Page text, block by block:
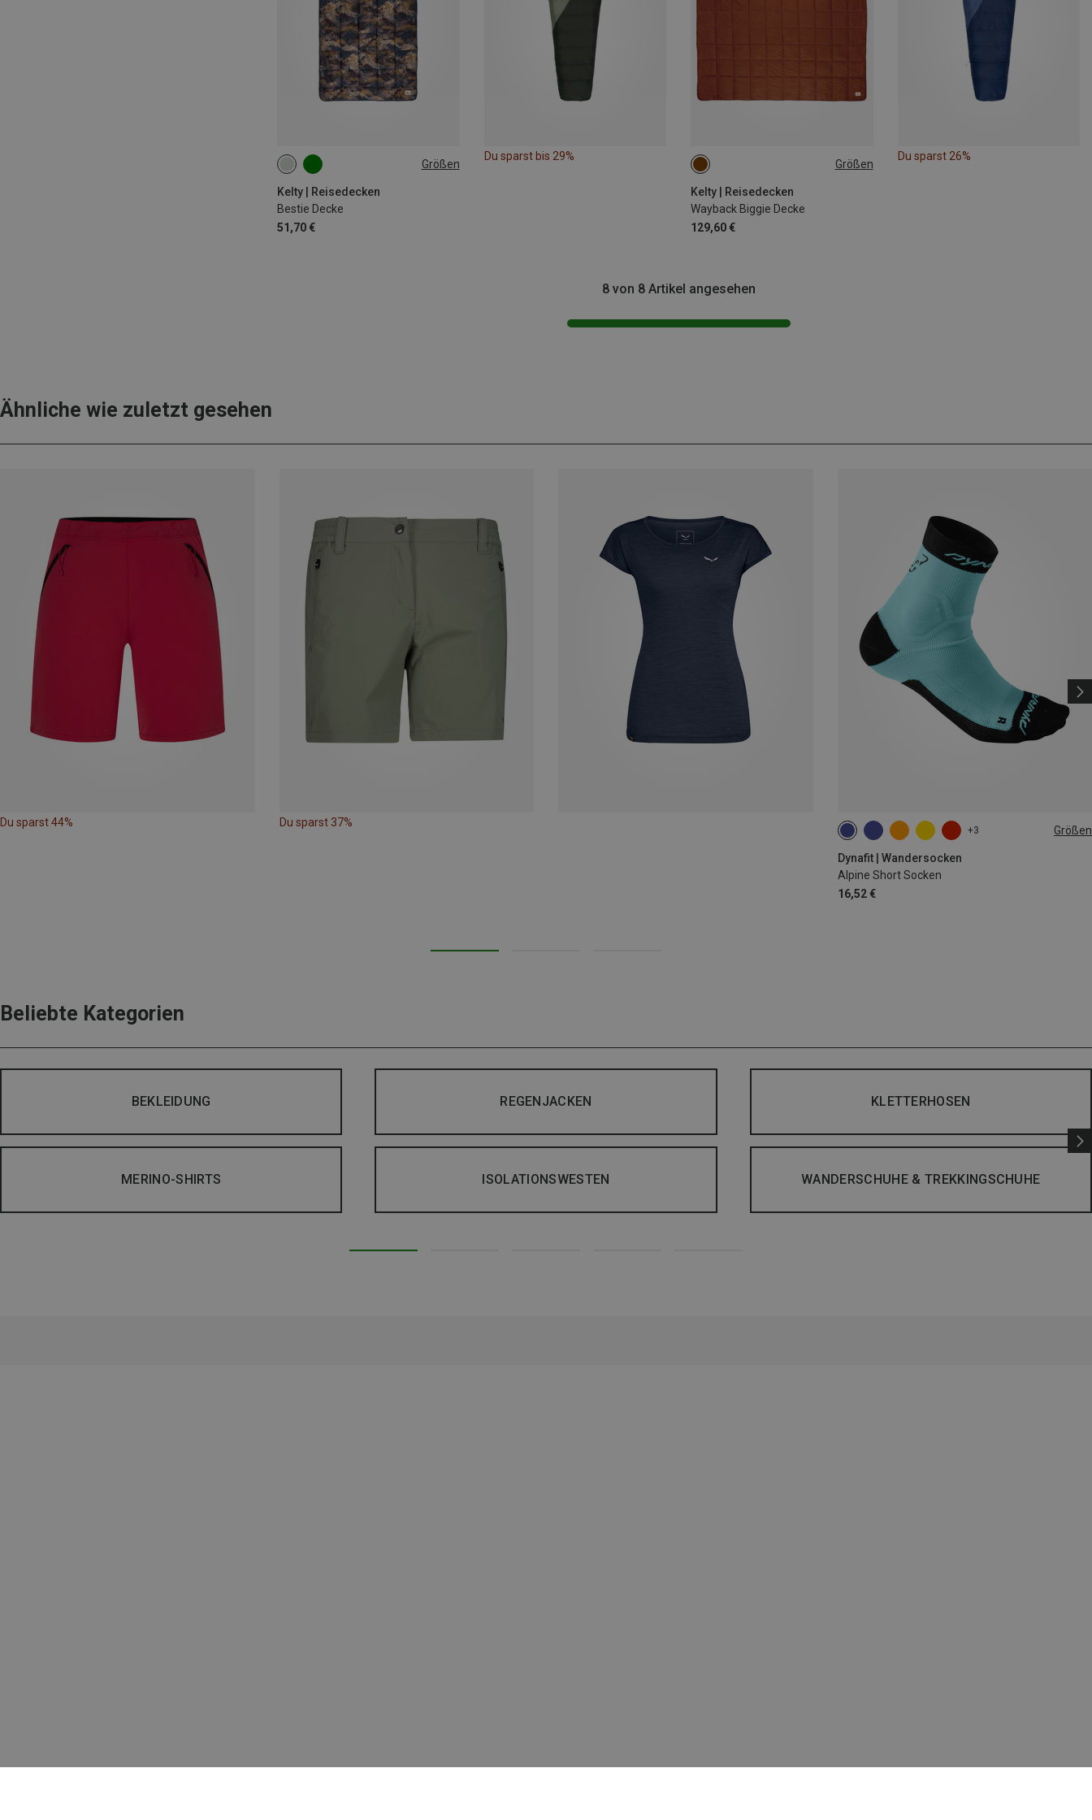
Größen
Kelty | Reisedecken
Bestie Decke
51,70 €
ONE SIZE
Du sparst bis 29%
Größen
Kelty | Reisedecken
Wayback Biggie Decke
129,60 €
ONE SIZE
Du sparst 26%
8 von 8 Artikel angesehen
Ähnliche wie zuletzt gesehen
Du sparst 44% Du sparst 37%
+3 Größen
Dynafit | Wandersocken
Alpine Short Socken
16,52 €
35|36|37|38 39|40|41|42
Beliebte Kategorien
BEKLEIDUNG REGENJACKEN KLETTERHOSEN
MERINO-SHIRTS ISOLATIONSWESTEN WANDERSCHUHE & TREKKINGSCHUHE